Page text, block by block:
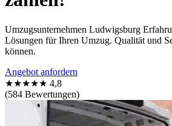
Umzugsunternehmen Ludwigsburg
Lösungen für Ihren Umzug. Qualität und
können.
Angebot anfordern
★★★★★ 4,8
(584 Bewertungen)